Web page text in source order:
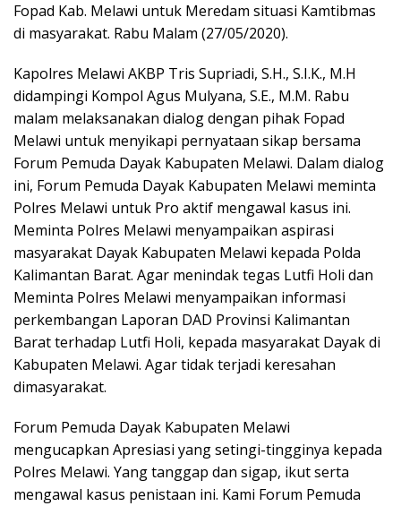
Fopad Kab. Melawi untuk Meredam situasi Kamtibmas
di masyarakat. Rabu Malam (27/05/2020).
Kapolres Melawi AKBP Tris Supriadi, S.H., S.I.K., M.H
didampingi Kompol Agus Mulyana, S.E., M.M. Rabu
malam melaksanakan dialog dengan pihak Fopad
Melawi untuk menyikapi pernyataan sikap bersama
Forum Pemuda Dayak Kabupaten Melawi. Dalam dialog
ini, Forum Pemuda Dayak Kabupaten Melawi meminta
Polres Melawi untuk Pro aktif mengawal kasus ini.
Meminta Polres Melawi menyampaikan aspirasi
masyarakat Dayak Kabupaten Melawi kepada Polda
Kalimantan Barat. Agar menindak tegas Lutfi Holi dan
Meminta Polres Melawi menyampaikan informasi
perkembangan Laporan DAD Provinsi Kalimantan
Barat terhadap Lutfi Holi, kepada masyarakat Dayak di
Kabupaten Melawi. Agar tidak terjadi keresahan
dimasyarakat.
Forum Pemuda Dayak Kabupaten Melawi
mengucapkan Apresiasi yang setingi-tingginya kepada
Polres Melawi. Yang tanggap dan sigap, ikut serta
mengawal kasus penistaan ini. Kami Forum Pemuda